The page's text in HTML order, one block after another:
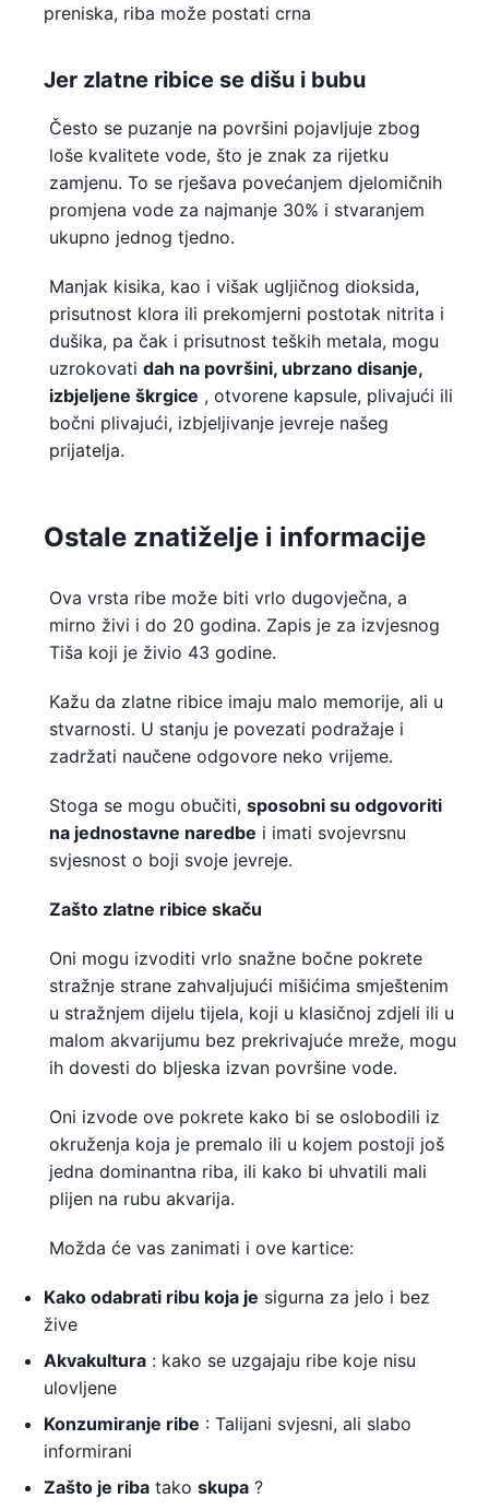
preniska, riba može postati crna
Jer zlatne ribice se dišu i bubu
Često se puzanje na površini pojavljuje zbog
loše kvalitete vode, što je znak za rijetku
zamjenu. To se rješava povećanjem djelomičnih
promjena vode za najmanje 30% i stvaranjem
ukupno jednog tjedno.
Manjak kisika, kao i višak ugljičnog dioksida,
prisutnost klora ili prekomjerni postotak nitrita i
dušika, pa čak i prisutnost teških metala, mogu
uzrokovati dah na površini, ubrzano disanje,
izbjeljene škrgice , otvorene kapsule, plivajući ili
bočni plivajući, izbjeljivanje jevreje našeg
prijatelja.
Ostale znatiželje i informacije
Ova vrsta ribe može biti vrlo dugovječna, a
mirno živi i do 20 godina. Zapis je za izvjesnog
Tiša koji je živio 43 godine.
Kažu da zlatne ribice imaju malo memorije, ali u
stvarnosti. U stanju je povezati podražaje i
zadržati naučene odgovore neko vrijeme.
Stoga se mogu obučiti, sposobni su odgovoriti
na jednostavne naredbe i imati svojevrsnu
svjesnost o boji svoje jevreje.
Zašto zlatne ribice skaču
Oni mogu izvoditi vrlo snažne bočne pokrete
stražnje strane zahvaljujući mišićima smještenim
u stražnjem dijelu tijela, koji u klasičnoj zdjeli ili u
malom akvarijumu bez prekrivajuće mreže, mogu
ih dovesti do bljeska izvan površine vode.
Oni izvode ove pokrete kako bi se oslobodili iz
okruženja koja je premalo ili u kojem postoji još
jedna dominantna riba, ili kako bi uhvatili mali
plijen na rubu akvarija.
Možda će vas zanimati i ove kartice:
Kako odabrati ribu koja je sigurna za jelo i bez
žive
Akvakultura : kako se uzgajaju ribe koje nisu
ulovljene
Konzumiranje ribe : Talijani svjesni, ali slabo
informirani
Zašto je riba tako skupa ?